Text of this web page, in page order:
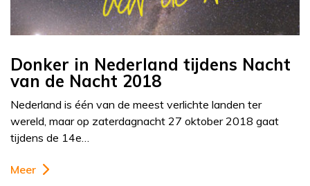
Donker in Nederland tijdens Nacht
van de Nacht 2018
Nederland is één van de meest verlichte landen ter
wereld, maar op zaterdagnacht 27 oktober 2018 gaat
tijdens de 14e…
Meer